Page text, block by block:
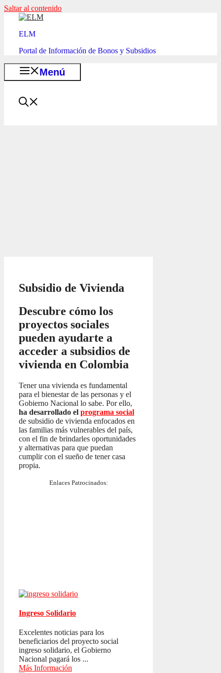
Saltar al contenido
ELM
Portal de Información de Bonos y Subsidios
Menú
Subsidio de Vivienda
Descubre cómo los
proyectos sociales
pueden ayudarte a
acceder a subsidios de
vivienda en Colombia
Tener una vivienda es fundamental
para el bienestar de las personas y el
Gobierno Nacional lo sabe. Por ello,
ha desarrollado el programa social
de subsidio de vivienda enfocados en
las familias más vulnerables del país,
con el fin de brindarles oportunidades
y alternativas para que puedan
cumplir con el sueño de tener casa
propia.
Enlaces Patrocinados:
Ingreso Solidario
Excelentes noticias para los
beneficiarios del proyecto social
ingreso solidario, el Gobierno
Nacional pagará los ...
Más Información